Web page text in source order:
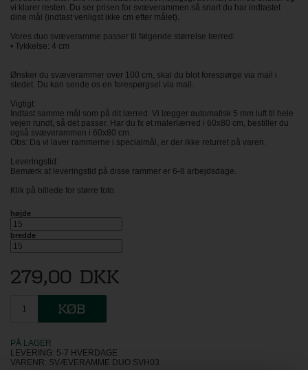
Her får du en duo svæveramme som fungerer til dobbelte lærreder. Vi
producerer efter alle mål. Indtast blot det nøjagtigt det mål, som du ønsker og
vi klarer resten. Du ser prisen for svæverammen så snart du har indtastet
Vores duo svæveramme passer til følgende størrelse lærred:
• Tykkelse: 4 cm